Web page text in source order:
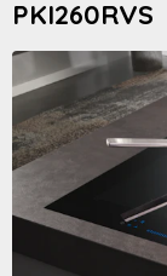
PKI260RVS